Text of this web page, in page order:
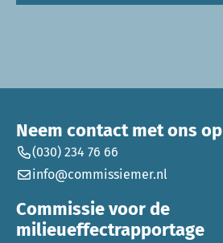
Neem contact met ons op
(030) 234 76 66
info@commissiemer.nl
Commissie voor de
milieueffectrapportage